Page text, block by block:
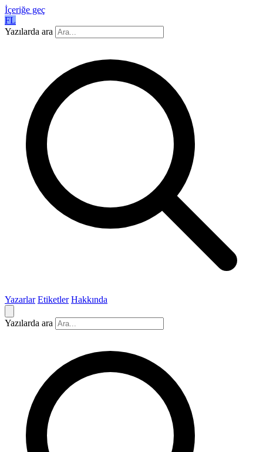
İçeriğe geç
FL
Yazılarda ara
Yazarlar Etiketler Hakkında
Yazılarda ara